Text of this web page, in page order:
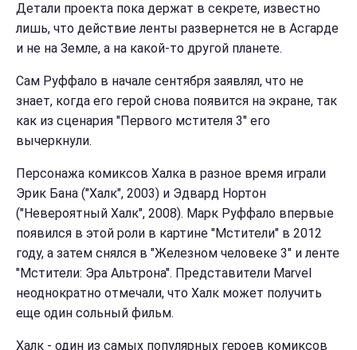
Детали проекта пока держат в секрете, известно
лишь, что действие ленты развернется не в Асгарде
и не на Земле, а на какой-то другой планете.
Сам Руффало в начале сентября заявлял, что не
знает, когда его герой снова появится на экране, так
как из сценария "Первого мстителя 3" его
вычеркнули.
Персонажа комиксов Халка в разное время играли
Эрик Бана ("Халк", 2003) и Эдвард Нортон
("Невероятный Халк", 2008). Марк Руффало впервые
появился в этой роли в картине "Мстители" в 2012
году, а затем снялся в "Железном человеке 3" и ленте
"Мстители: Эра Альтрона". Представители Marvel
неоднократно отмечали, что Халк может получить
еще один сольный фильм.
Халк - один из самых популярных героев комиксов